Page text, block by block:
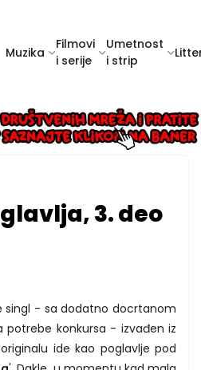
Muzika
Filmovi
i serije
Umetnost
i strip
3. deo
singl - sa dodatno docrtanom
potrebe konkursa - izvađen iz
ide kao poglavlje pod